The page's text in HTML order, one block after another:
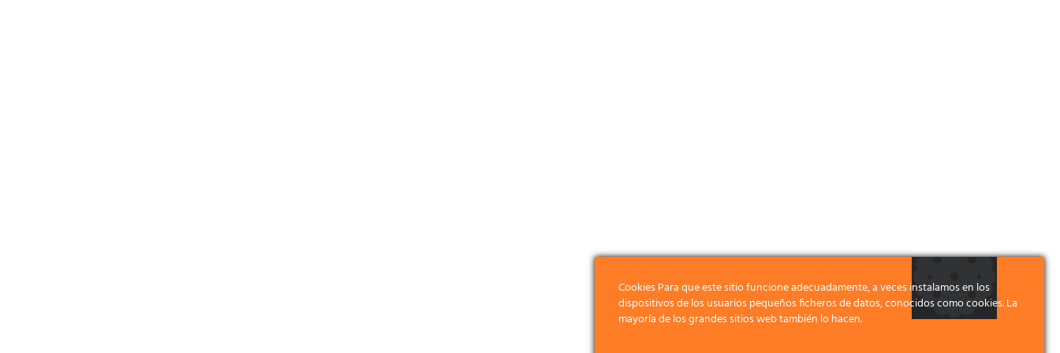
Cookies Para que este sitio funcione adecuadamente, a veces instalamos en los
dispositivos de los usuarios pequeños ficheros de datos, conocidos como cookies. La
mayoría de los grandes sitios web también lo hacen.